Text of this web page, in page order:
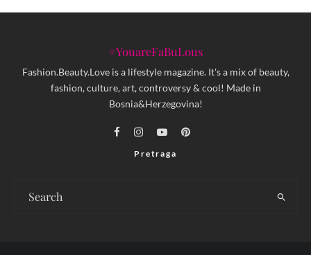
#YouareFaBuLous
Fashion.Beauty.Love is a lifestyle magazine. It's a mix of beauty,
fashion, culture, art, controversy & cool! Made in
Bosnia&Herzegovina!
Pretraga